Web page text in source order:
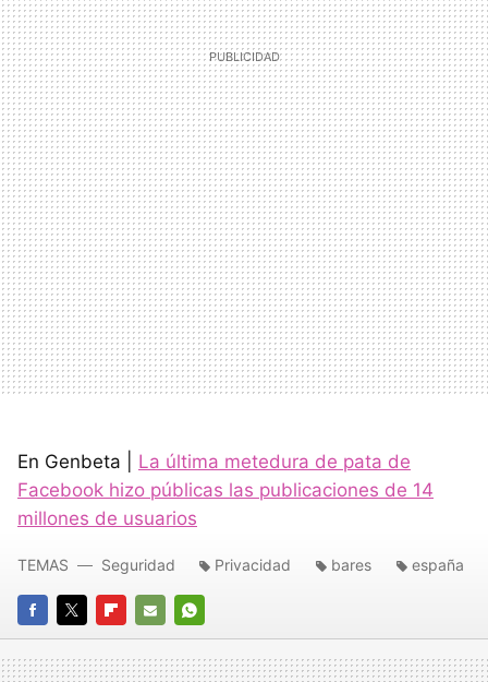
En Genbeta | La última metedura de pata de
Facebook hizo públicas las publicaciones de 14
millones de usuarios
FACEBOOK
TWITTERFLIPBOARD
E-
MAIL
WHATSAPP
TEMAS Seguridad Privacidad bares españa